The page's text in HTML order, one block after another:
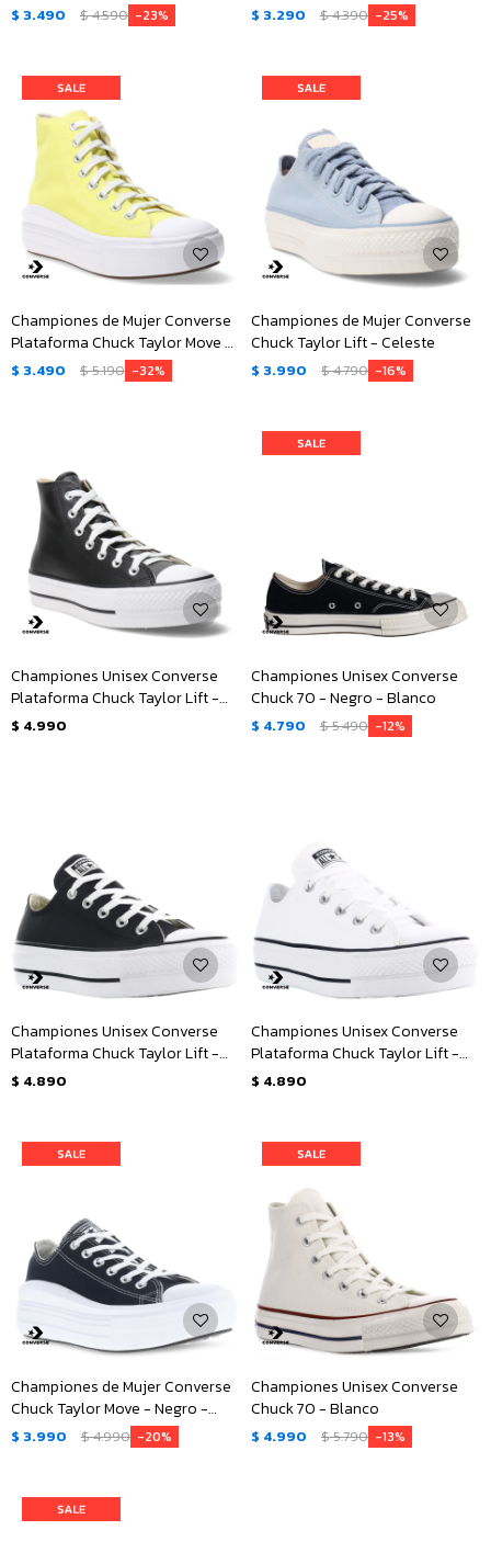
- Blanco
$ 3.490 $4.590 23 Rojo Fuego - Negro - Blanco
$ 3.290 $4.390 25
Championes de Mujer Converse
Plataforma Chuck Taylor Move -
Amarillo
$ 3.490 $5.190 32
Championes de Mujer Converse
Chuck Taylor Lift - Celeste
$ 3.990 $4.790 16
Championes Unisex Converse
Plataforma Chuck Taylor Lift -
Negro - Blanco
$ 4.990
Championes Unisex Converse
Chuck 70 - Negro - Blanco
$ 4.790 $5.490 12
Championes Unisex Converse
Plataforma Chuck Taylor Lift -
Negro - Blanco
$ 4.890
Championes Unisex Converse
Plataforma Chuck Taylor Lift -
Blanco - Negro
$ 4.890
Championes de Mujer Converse
Chuck Taylor Move - Negro -
Blanco
$ 3.990 $4.990 20
Championes Unisex Converse
Chuck 70 - Blanco
$ 4.990 $5.790 13